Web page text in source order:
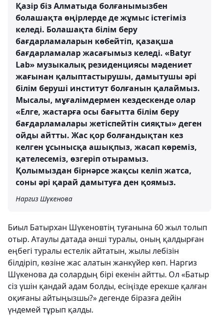
Қазір біз Алматыда болғанымызбен
болашақта өңірлерде де жұмыс істегіміз
келеді. Болашақта білім беру
бағдарламаларын көбейтіп, қазақша
бағдарламалар жасағымыз келеді. «Batyr
Lab» музыкалық резиденциясы мәдениет
жағынан қалыптастырушы, дамытушы әрі
білім беруші институт болғанын қалаймыз.
Мысалы, мұғалімдермен кездескенде олар
«Елге, жастарға осы бағытта білім беру
бағдарламалары жетіспейтін сияқты» деген
ойды айтты. Жас қор болғандықтан кез
келген ұсынысқа ашықпыз, жасап көреміз,
қателесеміз, өзгеріп отырамыз.
Қолымыздан бірнәрсе жақсы келіп жатса,
соны әрі қарай дамытуға ден қоямыз.
Наргиз Шүкенова
Биыл Батырхан Шүкеновтің туғанына 60 жыл толып
отыр. Атаулы датада әнші туралы, оның қалдырған
еңбегі туралы естелік айтатын, жылы лебізін
білдіріп, көзіне жас алатын жанкүйер көп. Наргиз
Шүкенова да солардың бірі екенін айтты. Ол «Батыр
сіз үшін қандай адам болды, есіңізде ерекше қалған
оқиғаны айтыңызшы?» дегенде біразға дейін
үндемей тұрып қалды.